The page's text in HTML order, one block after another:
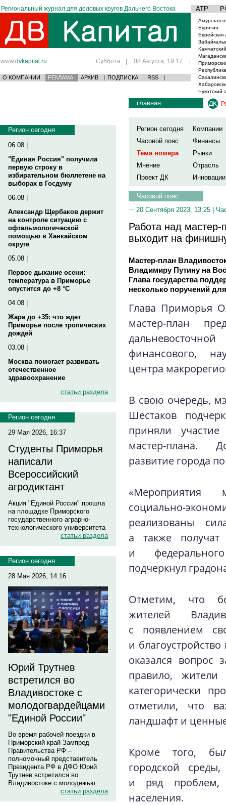
Региональный журнал для деловых кругов Дальнего Востока АТР
www.dvkapital.ru Суббота | 08 Августа, 19:17 |
О КОМПАНИИ РЕКЛАМА АРХИВ | ПОДПИСКА | RSS |
Амурская
Бурятия
Еврейская
Чукотский
Регион сегодня
06.08 |
"Единая Россия" получила
первую строку в
избирательном бюллетене на
выборах в Госдуму
06.08 |
Александр Щербаков держит
на контроле ситуацию с
офтальмологической
помощью в Ханкайском
округе
05.08 |
Первое дыхание осени:
температура в Приморье
опустится до +8 °C
04.08 |
Жара до +35: что ждет
Приморье после тропических
дождей
03.08 |
Москва помогает развивать
отечественное
здравоохранение
статьи раздела
Регион сегодня
29 Мая 2026, 16:37
Студенты Приморья
написали
Всероссийский
агродиктант
Акция "Единой России" прошла
на площадке Приморского
государственного аграрно-
технологического университета
статьи раздела
Регион сегодня
28 Мая 2026, 14:16
Юрий Трутнев
встретился во
Владивостоке с
молодогвардейцами
"Единой России"
Во время рабочей поездки в
Приморский край Зампред
Правительства РФ –
полномочный представитель
Президента РФ в ДФО Юрий
Трутнев встретился во
Владивостоке с молодежью.
статьи раздела
главная
Регион сегодня
Компании
Часовой пояс
Финансы
Тема номера
Рынки
Мнение
Отрасль
Проект ДК
Инновации
Часовой пояс
20 Сентября 2023, 13:25 |
Работа над
выходит на
Мастер-план
Владимиру Путину на
Глава государства
несколько поручений
Глава Приморья
мастер-план
финансового,
центра
В свою очередь,
Шестаков
приняли
мастер-плана.
развитие города
«Мероприятия
социально-
реализованы
а также получат
и
подчеркнул
Отметим, что
жителей
с появлением
и
оказался вопрос
правило, жители
категорически
отметили, что
ландшафт и
Кроме того,
городской
и ряд проблем,
населения.